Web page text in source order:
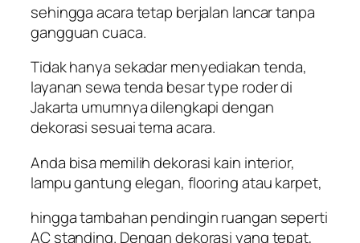
sehingga acara tetap berjalan lancar tanpa
gangguan cuaca.
Tidak hanya sekadar menyediakan tenda,
layanan sewa tenda besar type roder di
Jakarta umumnya dilengkapi dengan
dekorasi sesuai tema acara.
Anda bisa memilih dekorasi kain interior,
lampu gantung elegan, flooring atau karpet,
hingga tambahan pendingin ruangan seperti
AC standing. Dengan dekorasi yang tepat,